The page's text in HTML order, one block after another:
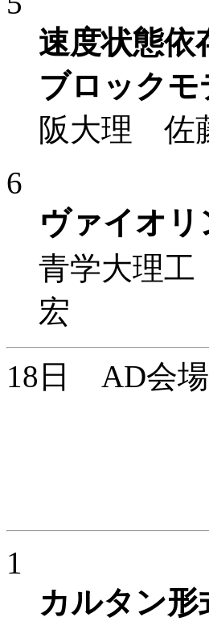
速度状態依
ブロック
阪大理 佐
6
ヴァイオ
青学大理
宏
18日 AD会
1
カルタン